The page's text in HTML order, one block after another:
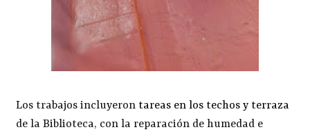
Los trabajos incluyeron tareas en los techos y terraza
de la Biblioteca, con la reparación de humedad e